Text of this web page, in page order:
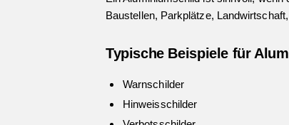
Baustellen, Parkplätze,
Typische Beispiele für
Warnschilder
Hinweisschilder